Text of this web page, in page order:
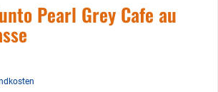
Pearl Grey Cafe au